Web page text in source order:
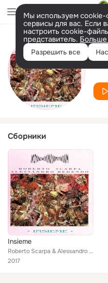
Мы используем cookie-
сервисы для вас. Если
настроить cookie-
представитель.
Разрешить все
Сборники
Insieme
Roberto Scarpa & Alessandro Bedendo
2017